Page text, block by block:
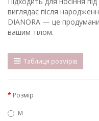
виглядає після
DIANORA — це
вашим тілом.
Таблиця розмірів
Розмір
M